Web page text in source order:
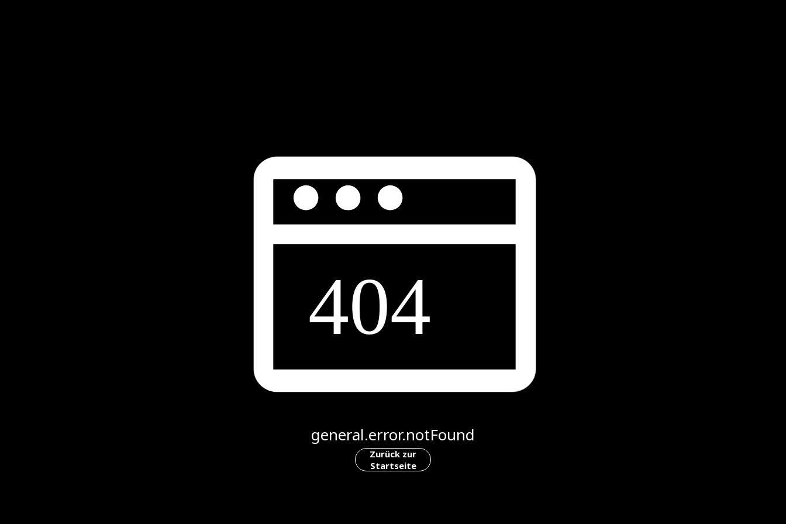
general.error.notFound
Zurück zur
Startseite